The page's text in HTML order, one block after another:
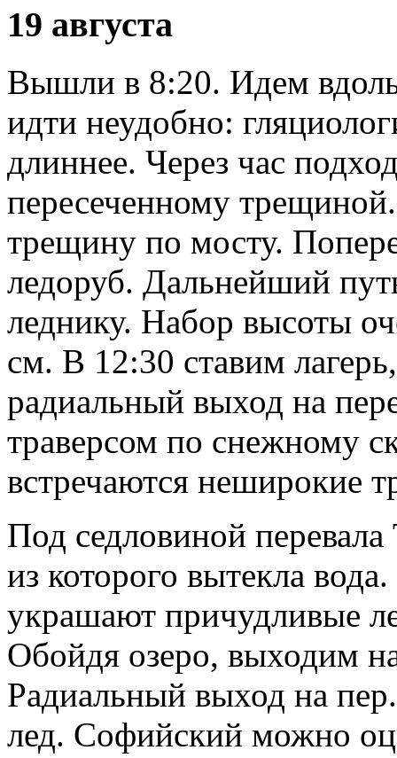
19 августа
Вышли в 8:20. Идем вдоль
идти неудобно:
длиннее. Через час
пересеченному
трещину по мосту.
ледоруб. Дальнейший
леднику. Набор высоты
см. В 12:30 ставим
радиальный выход на
траверсом по снежному
встречаются неширокие
Под седловиной
из которого вытекла
украшают причудливые
Обойдя озеро, выходим
Радиальный выход на
лед. Софийский можно